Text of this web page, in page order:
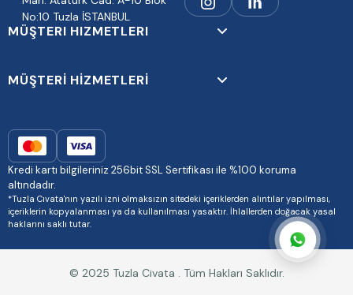
No:10 Tuzla İSTANBUL
MÜŞTERI HIZMETLERI
MÜŞTERİ HİZMETLERİ
Kredi kartı bilgileriniz 256bit SSL Sertifikası ile %100 koruma
altındadır.
*Tuzla Cıvata'nın yazılı izni olmaksızın sitedeki içeriklerden alıntılar yapılması,
içeriklerin kopyalanması ya da kullanılması yasaktır. İhlallerden doğacak yasal
haklarını saklı tutar.
© 2025 Tuzla Civata . Tüm Hakları Saklıdır.